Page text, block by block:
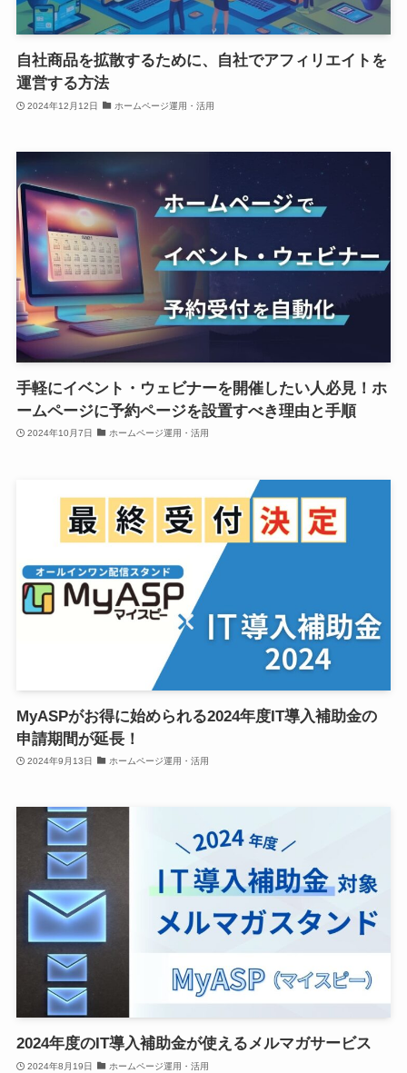
自社商品を拡散するために、自社でアフィリエイトを
運営する方法
2024年12月12日 ホームページ運用・活用
手軽にイベント・ウェビナーを開催したい人必見！ホ
ームページに予約ページを設置すべき理由と手順
2024年10月7日 ホームページ運用・活用
MyASPがお得に始められる2024年度IT導入補助金の
申請期間が延長！
2024年9月13日 ホームページ運用・活用
2024年度のIT導入補助金が使えるメルマガサービス
2024年8月19日 ホームページ運用・活用